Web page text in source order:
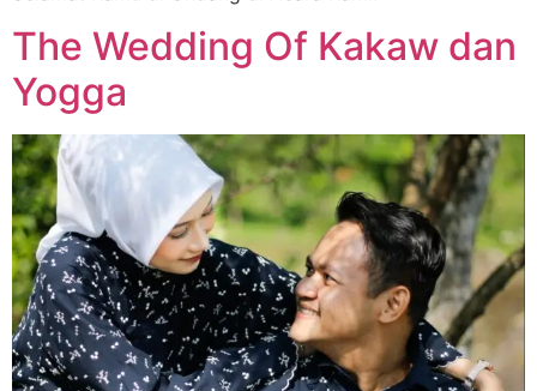
The Wedding Of Kakaw dan
Yogga